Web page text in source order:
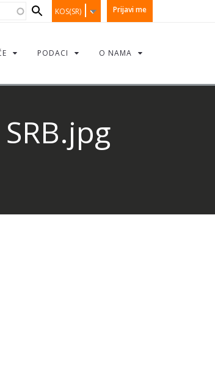
Prijavi me
KOS(SR)
PODACI O NAMA